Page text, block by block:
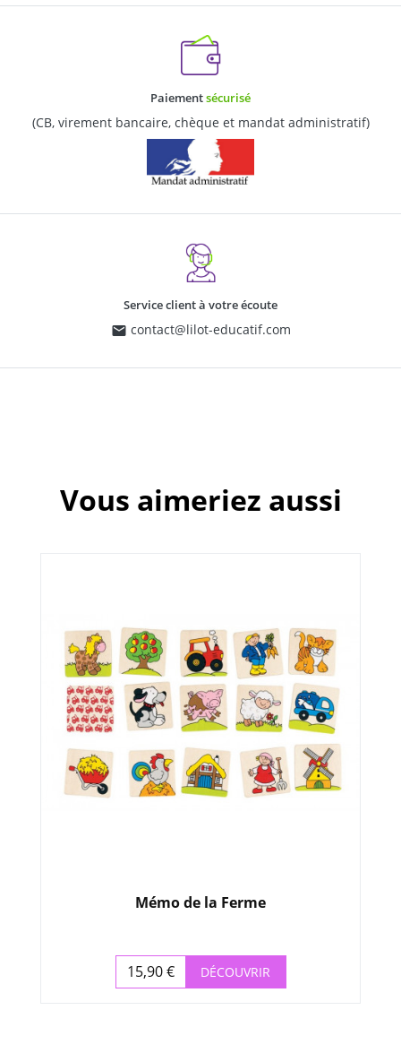
Paiementsécurisé
(CB, virement bancaire, chèque et mandat administratif)
Service client à votre écoute
contact@lilot-educatif.com
Vous aimeriez aussi
Mémo de la Ferme
Prix
15,90 € DÉCOUVRIR